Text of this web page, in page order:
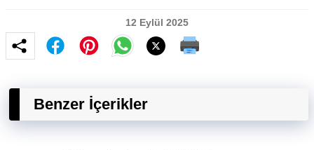
12 Eylül 2025
Benzer İçerikler